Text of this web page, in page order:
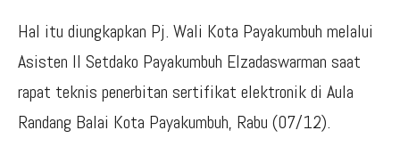
Hal itu diungkapkan Pj. Wali Kota Payakumbuh melalui
Asisten II Setdako Payakumbuh Elzadaswarman saat
rapat teknis penerbitan sertifikat elektronik di Aula
Randang Balai Kota Payakumbuh, Rabu (07/12).